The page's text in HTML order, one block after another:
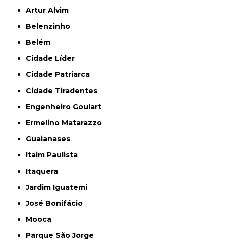
Artur Alvim
Belenzinho
Belém
Cidade Líder
Cidade Patriarca
Cidade Tiradentes
Engenheiro Goulart
Ermelino Matarazzo
Guaianases
Itaim Paulista
Itaquera
Jardim Iguatemi
José Bonifácio
Mooca
Parque São Jorge